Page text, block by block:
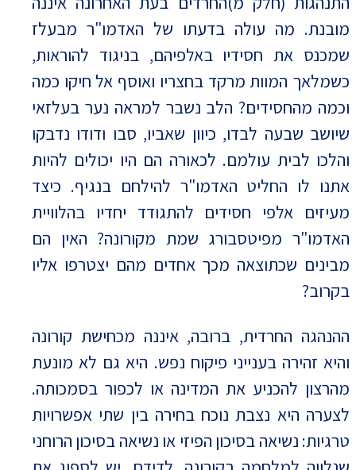
מובנת. מה עולה בדעתו של האדמו"ר מבעלז
שמכנס את חסידיו באלפיהם, בניגוד להוראות,
כשמלאך המוות מרקד בחצריו ואוסף אל חיקו כמה
וכמה מהחסידים? הלב נשבר למראה נער בעלזאי
שיושב שבעה לבדו, כיוון שאביו, סבו ודודו נדבקו
והלכו לבית עולמם. לכאורה הם היו יכולים להיות
אתנו לו החליט האדמו"ר להילחם בנגיף. כיצד
מעיזים אלפי חסידים להתגודד יחדיו בהלוויית
האדמו"ר מפיטסבורג שמת מקורונה? האין הם
מבינים שכתוצאה מכך אחדים מהם יצטרפו אליו
בקרוב?
ההנהגה החרדית, ברובה, איננה מכחישת קורונה
והיא זהירה בענייני פיקוח נפש. היא גם לא מונעת
מהרצון להכניע את המדינה או לכפור בסמכותה.
לצערה היא נצבת נוכח בחירה בין שתי אפשרויות
טרגיות: נשיאה בסיכון הפיזי או נשיאה בסיכון הרוחני